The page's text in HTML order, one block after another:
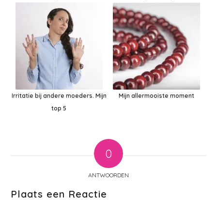
Irritatie bij andere moeders. Mijn
top 5
Mijn allermooiste moment
0
ANTWOORDEN
Plaats een Reactie